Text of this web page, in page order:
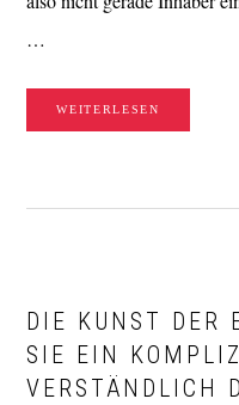
…
WEITERLESEN
DIE KUNST DER
SIE EIN
VERSTÄNDLICH